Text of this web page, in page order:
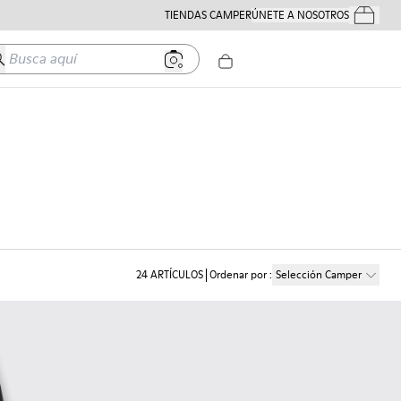
TIENDAS CAMPERÚNETE A NOSOTROSTus
aquí
24ARTÍCULOS Ordenar por: Selección Camper